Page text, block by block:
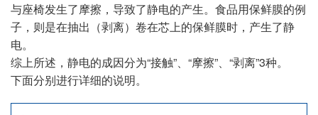
与座椅发生了摩擦，导致了静电的产生。食品用保鲜膜的例
子，则是在抽出（剥离）卷在芯上的保鲜膜时，产生了静
电。
综上所述，静电的成因分为“接触”、“摩擦”、“剥离”3种。
下面分别进行详细的说明。